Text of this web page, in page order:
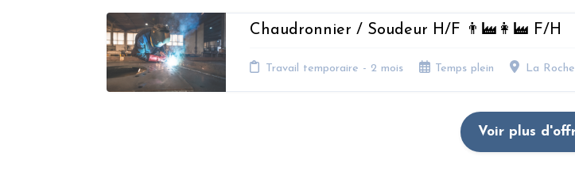
Chaudronnier / Soudeur H/F 👨‍🏭👩‍🏭 F/H
Travail temporaire - 2 mois Temps plein La
Voir plus